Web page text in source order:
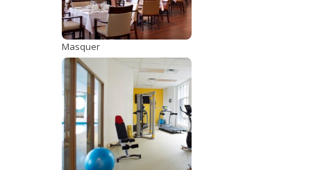
Masquer